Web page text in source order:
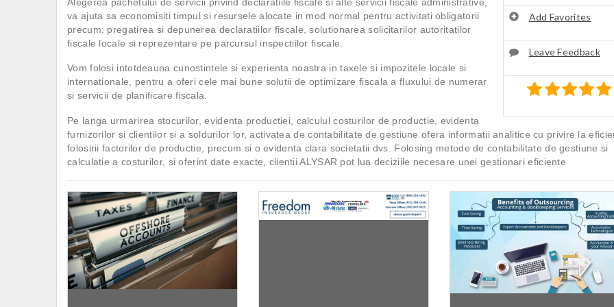
Add Favorites
Leave Feedback
va ajuta sa economisiti timpul si resursele alocate in mod normal pentru activitati obligatorii
precum: pregatirea si depunerea declaratiilor fiscale, solutionarea solicitarilor autoritatilor
fiscale locale si reprezentare pe parcursul inspectiilor fiscale.
Vom folosi intotdeauna cunostintele si experienta noastra in taxele si impozitele locale si
internationale, pentru a oferi cele mai bune solutii de optimizare fiscala a fluxului de numerar
si servicii de planificare fiscala.
Pe langa urmarirea stocurilor, evidenta productiei, calculul costurilor de productie, evidenta
furnizorilor si clientilor si a soldurilor lor, activatea de contabilitate de gestiune ofera informatii analitice cu privire la
folosirii factorilor de productie, precum si o evidenta clara societatii dvs. Folosing metode de contabilitate de gestiune si
calculatie a costurilor, si oferint date exacte, clientii ALYSAR pot lua deciziile necesare unei gestionari eficiente